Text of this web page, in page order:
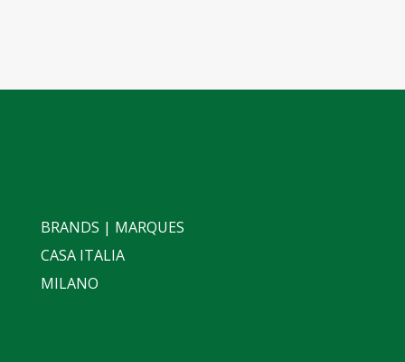
BRANDS | MARQUES
CASA ITALIA
MILANO